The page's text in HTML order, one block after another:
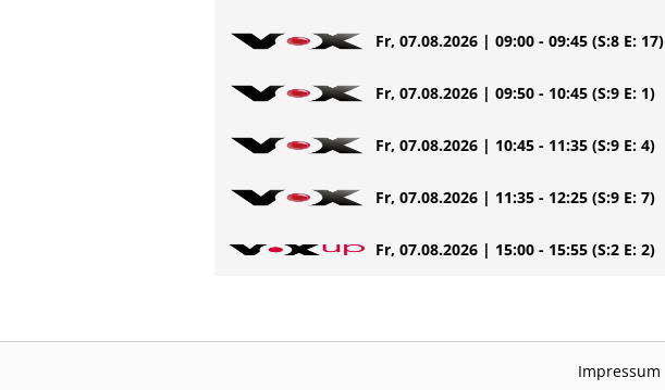
Fr, 07.08.2026 | 09:00 - 09:45 (S:8 E: 17)
Fr, 07.08.2026 | 09:50 - 10:45 (S:9 E: 1)
Fr, 07.08.2026 | 10:45 - 11:35 (S:9 E: 4)
Fr, 07.08.2026 | 11:35 - 12:25 (S:9 E: 7)
Fr, 07.08.2026 | 15:00 - 15:55 (S:2 E: 2)
Impressum